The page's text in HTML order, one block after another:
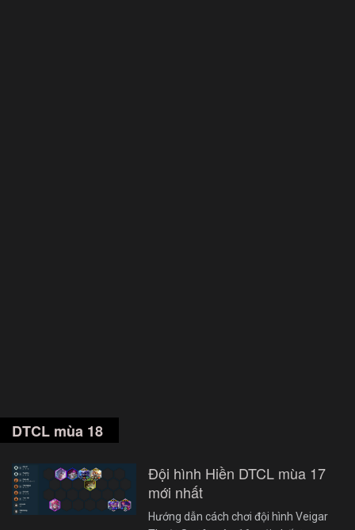
DTCL mùa 18
Đội hình Hiền DTCL mùa 17
mới nhất
Hướng dẫn cách chơi đội hình Veigar